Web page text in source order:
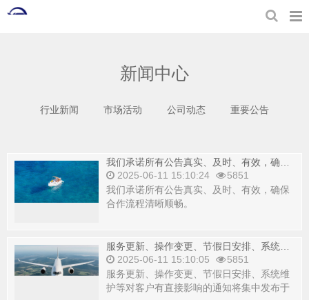
新闻中心
行业新闻 市场活动 公司动态 重要公告
2025-06-11 15:10:24
5851
我们承诺所有公告真实、及时、有效，确保
合作流程清晰顺畅。
2025-06-11 15:10:05
5851
服务更新、操作变更、节假日安排、系统维
护等对客户有直接影响的通知将集中发布于